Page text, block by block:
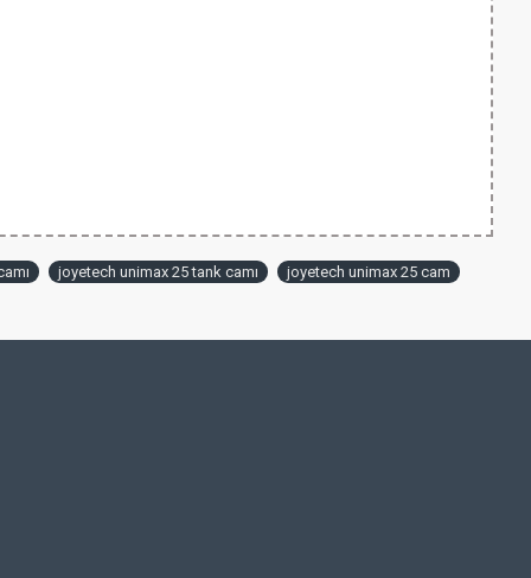
joyetech unimax 25 tank camı joyetech unimax 25 cam